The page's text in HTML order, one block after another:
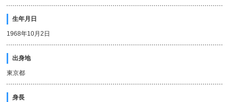
生年月日
1968年10月2日
出身地
東京都
身長